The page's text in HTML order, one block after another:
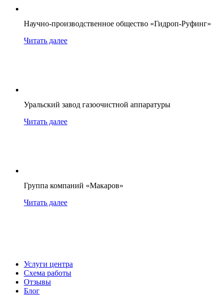
Научно-производственное общество «Гидроп-Руфинг»
Читать далее
Уральский завод газоочистной аппаратуры
Читать далее
Группа компаний «Макаров»
Читать далее
Услуги центра
Схема работы
Отзывы
Блог